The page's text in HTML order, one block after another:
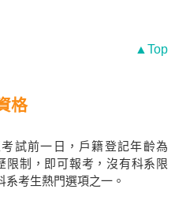
▲Top
格
試前一日，戶籍登記年齡為
限制，即可報考，沒有科系限
考生熱門選項之一。